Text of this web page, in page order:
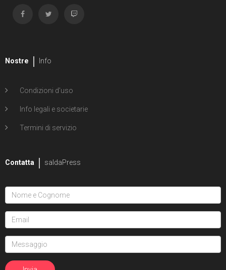
Nostre Info
Condizioni d'uso
Info legali e societarie
Termini di servizio
Contatta saldaPress